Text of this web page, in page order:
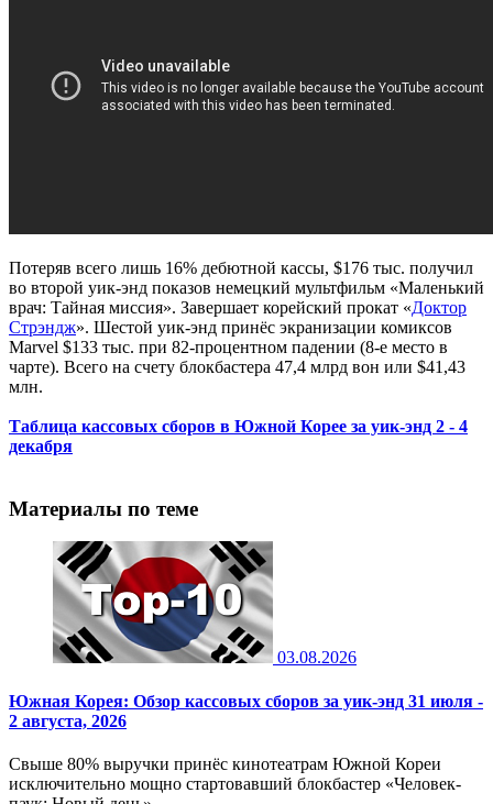
Потеряв всего лишь 16% дебютной кассы, $176 тыс. получил
во второй уик-энд показов немецкий мультфильм «Маленький
врач: Тайная миссия». Завершает корейский прокат «Доктор
Стрэндж». Шестой уик-энд принёс экранизации комиксов
Marvel $133 тыс. при 82-процентном падении (8-е место в
чарте). Всего на счету блокбастера 47,4 млрд вон или $41,43
млн.
Таблица кассовых сборов в Южной Корее за уик-энд 2 - 4
декабря
Материалы по теме
03.08.2026
Южная Корея: Обзор кассовых сборов за уик-энд 31 июля -
2 августа, 2026
Свыше 80% выручки принёс кинотеатрам Южной Кореи
исключительно мощно стартовавший блокбастер «Человек-